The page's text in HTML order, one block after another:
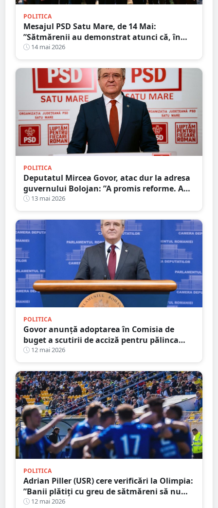
POLITICA
Mesajul PSD Satu Mare, de 14 Mai:
”Sătmărenii au demonstrat atunci că, în
fața unei tragedii, solidaritatea poate
transforma suferința în speranță”
14 mai 2026
POLITICA
Deputatul Mircea Govor, atac dur la adresa
guvernului Bolojan: ”A promis reforme. A
livrat scumpiri, taxe și blocaj economic.
Românii plătesc prețul”
13 mai 2026
POLITICA
Govor anunță adoptarea în Comisia de
buget a scutirii de acciză pentru pălinca
făcută acasă: ”Protejăm tradițiile
românești”
12 mai 2026
POLITICA
Adrian Piller (USR) cere verificări la Olimpia:
”Banii plătiți cu greu de sătmăreni să nu
mai fie aruncați pe apa sâmbetei”
12 mai 2026